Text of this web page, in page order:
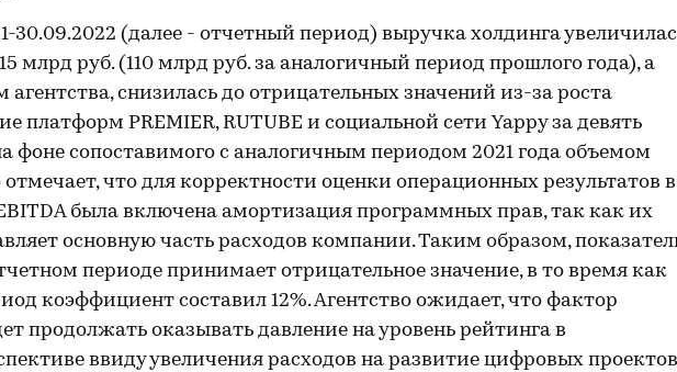
30.09.2022 (далее - отчетный период) выручка холдинга
млрд руб. (110 млрд руб. за аналогичный период прошлого года), а
агентства, снизилась до отрицательных значений из-за роста
платформ PREMIER, RUTUBE и социальной сети Yappy за девять
фоне сопоставимого с аналогичным периодом 2021 года объемом
что для корректности оценки операционных результатов в
была включена амортизация программных прав, так как их
основную часть расходов компании. Таким образом,
периоде принимает отрицательное значение, в то время как
коэффициент составил 12%. Агентство ожидает, что фактор
продолжать оказывать давление на уровень рейтинга в
ввиду увеличения расходов на развитие цифровых